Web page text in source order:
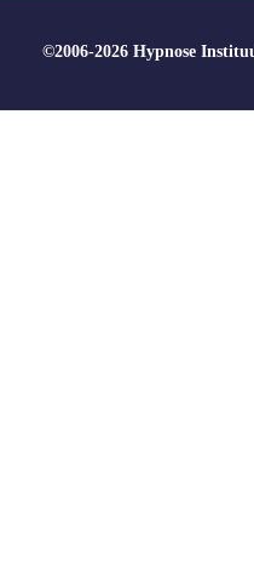
©2006-2026 Hypnose